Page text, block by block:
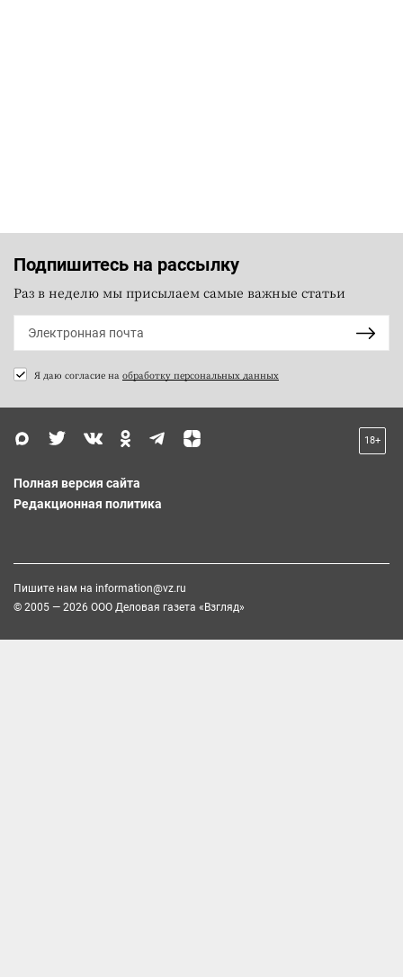
Подпишитесь на рассылку
Раз в неделю мы присылаем самые важные статьи
Я даю согласие на обработку персональных данных
18+
Полная версия сайта
Редакционная политика
Пишите нам на information@vz.ru
© 2005 — 2026 ООО Деловая газета «Взгляд»